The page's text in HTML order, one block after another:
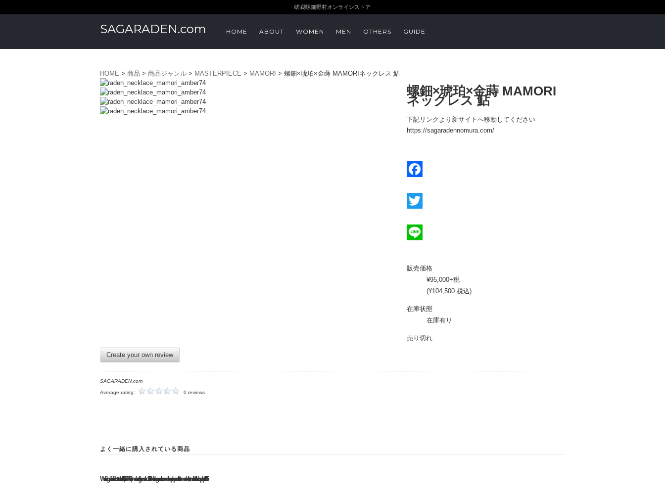
嵯峩螺鈿野村オンラインストア
SAGARADEN.com HOME ABOUT WOMEN MEN OTHERS GUIDE
HOME > 商品 > 商品ジャンル > MASTERPIECE > MAMORI > 螺鈿×琥珀×金蒔 MAMORIネックレス 鮎
螺鈿×琥珀×金蒔 MAMORI
ネックレス 鮎
下記リンクより新サイトへ移動してください
https://sagaradennomura.com/
a
e
o
w
t
r
i
販売価格
¥95,000+税
(¥104,500 税込)
在庫状態
在庫有り
売り切れ
Create your own review
SAGARADEN.com
Average rating: 0 reviews
よく一緒に購入されている商品
Warning: Use of undefined constant rand - assumed 'rand' (this will throw an Error in a future version of PHP) in/home/users/1/gonsoku1130/web/sagaraden.com/shop/wp-content/themes/welcart_walden/functions.php285